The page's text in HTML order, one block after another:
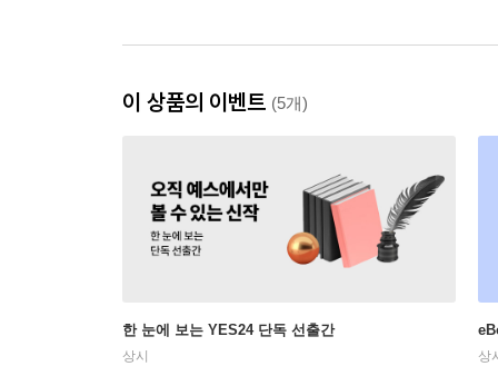
이 상품의 이벤트 (5개)
한 눈에 보는 YES24 단독 선출간
상시 상